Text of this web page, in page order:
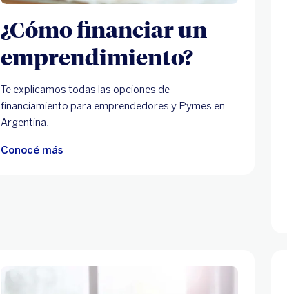
¿Cómo financiar un
emprendimiento?
Te explicamos todas las opciones de
financiamiento para emprendedores y Pymes en
Argentina.
Conocé más